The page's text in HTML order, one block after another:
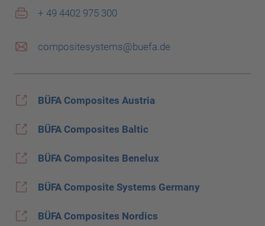
+ 49 4402 975 300
compositesystems@buefa.de
BÜFA Composites Austria
BÜFA Composites Baltic
BÜFA Composites Benelux
BÜFA Composite Systems Germany
BÜFA Composites Nordics